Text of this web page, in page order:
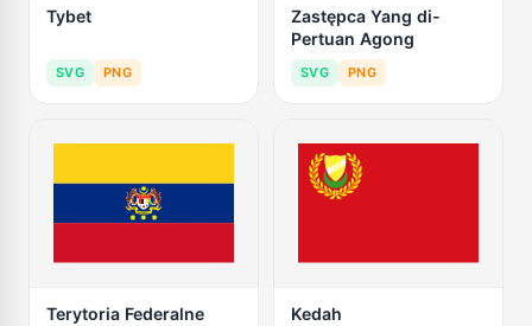
Tybet
SVG PNG
Zastępca Yang di-
Pertuan Agong
SVG PNG
Terytoria Federalne Kedah